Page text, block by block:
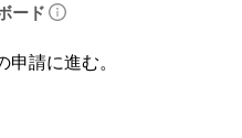
ード
請に進む。